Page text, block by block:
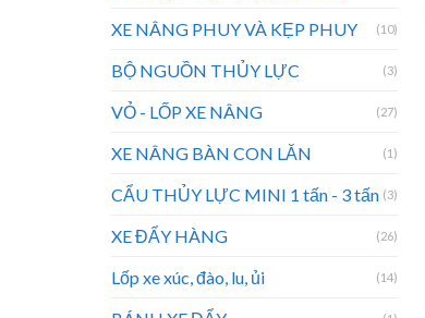
XE NÂNG PHUY VÀ KẸP PHUY (10)
BỘ NGUỒN THỦY LỰC (3)
VỎ - LỐP XE NÂNG (27)
XE NÂNG BÀN CON LĂN (1)
CẨU THỦY LỰC MINI 1 tấn - 3 tấn (3)
XE ĐẨY HÀNG (26)
Lốp xe xúc, đào, lu, ủi (14)